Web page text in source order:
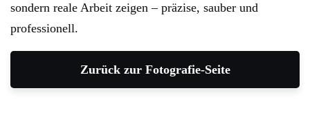
sondern reale Arbeit zeigen – präzise, sauber und
professionell.
Zurück zur Fotografie-Seite